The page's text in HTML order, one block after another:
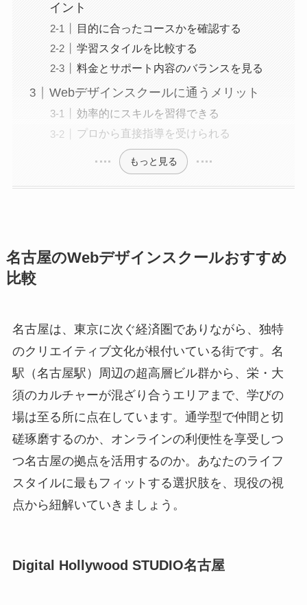
イント
目的に合ったコースかを確認する
学習スタイルを比較する
料金とサポート内容のバランスを見る
Webデザインスクールに通うメリット
効率的にスキルを習得できる
プロから直接指導を受けられる
もっと見る
名古屋のWebデザインスクールおすすめ
比較
名古屋は、東京に次ぐ経済圏でありながら、独特
のクリエイティブ文化が根付いている街です。名
駅（名古屋駅）周辺の超高層ビル群から、栄・大
須のカルチャーが混ざり合うエリアまで、学びの
場は至る所に点在しています。通学型で仲間と切
磋琢磨するのか、オンラインの利便性を享受しつ
つ名古屋の拠点を活用するのか。あなたのライフ
スタイルに最もフィットする選択肢を、現役の視
点から紐解いていきましょう。
Digital Hollywood STUDIO名古屋